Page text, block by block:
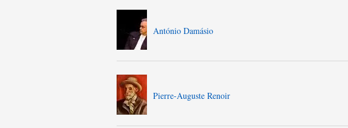
António Damásio
Pierre-Auguste Renoir